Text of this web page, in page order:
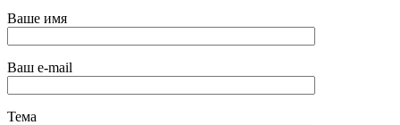
Ваше имя
Ваш e-mail
Тема